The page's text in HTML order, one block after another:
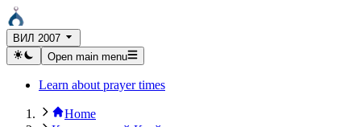
ВИЛ 2007
Open main menu
Learn about prayer times
Home